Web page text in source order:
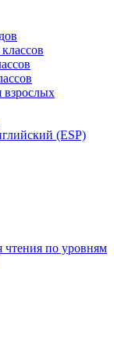
(ESP)
по уровням